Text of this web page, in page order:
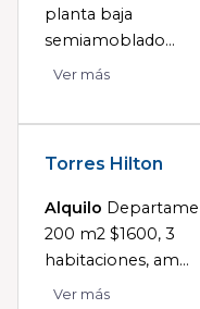
planta baja
semiamoblado...
Ver más
Torres Hilton
Alquilo
200 m2 $1600, 3
habitaciones, am...
Ver más